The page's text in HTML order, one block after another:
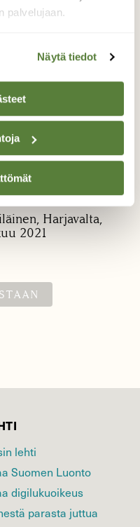
palvelujaan.
Näytä tiedot
ja
on jo mustikan-
Harjavalta,
2021
lehti
Suomen Luonto
digilukuoikeus
parasta juttua